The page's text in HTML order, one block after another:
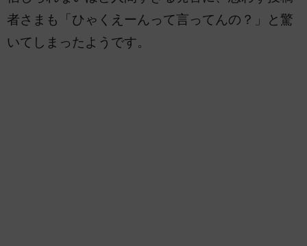
者さまも「ひゃくえーんって言ってんの？」と驚
いてしまったようです。